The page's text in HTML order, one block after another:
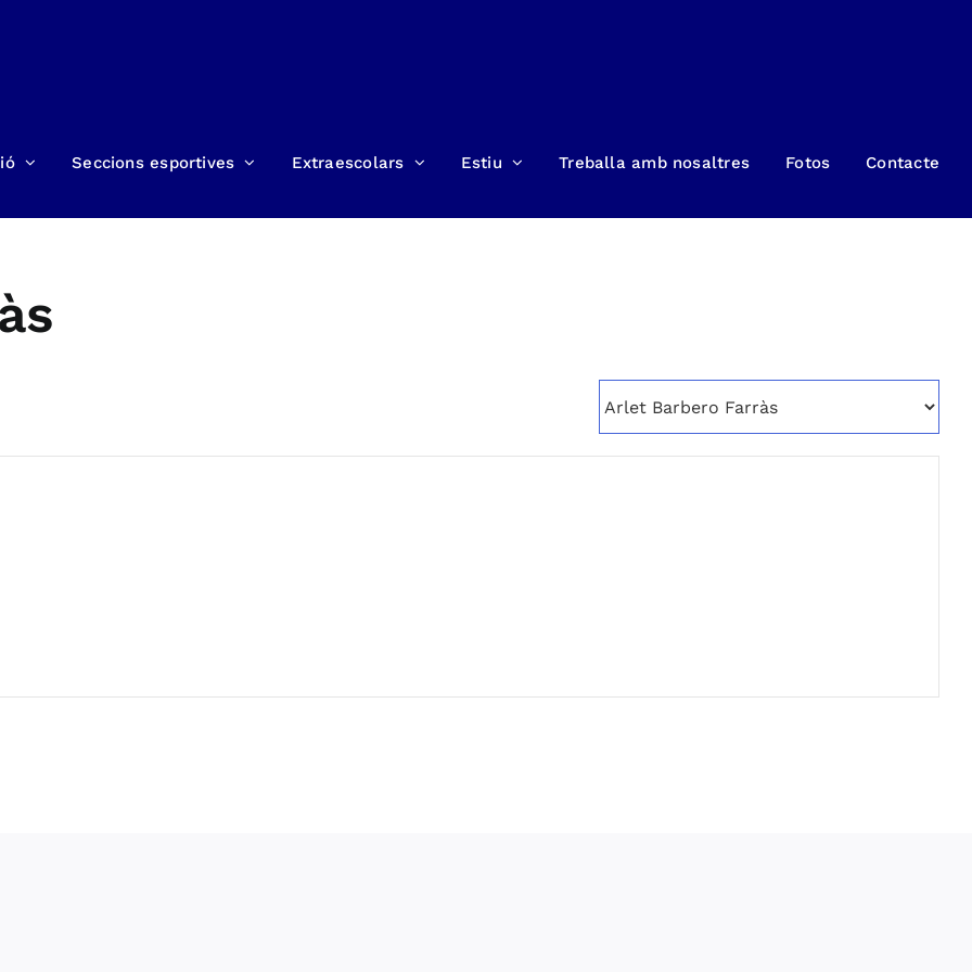
Seccions esportives Extraescolars Estiu Treballa amb nosaltres Fotos Contacte